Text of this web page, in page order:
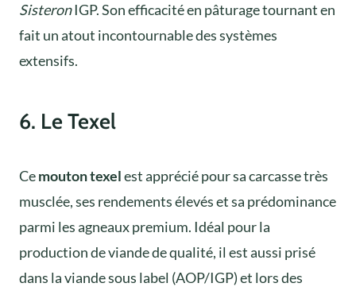
SisteronIGP. Son efficacité en pâturage tournant en
fait un atout incontournable des systèmes
extensifs.
6. Le Texel
Cemouton texelest apprécié pour sa carcasse très
musclée, ses rendements élevés et sa prédominance
parmi les agneaux premium. Idéal pour la
production de viande de qualité, il est aussi prisé
dans la viande sous label (AOP/IGP) et lors des